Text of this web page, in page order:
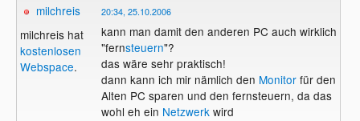
milchreis
milchreis hat
kostenlosen
Webspace.
20:34, 25.10.2006
kann man damit den anderen PC auch wirklich
"fernsteuern"?
das wäre sehr praktisch!
dann kann ich mir nämlich den Monitorfür den
Alten PC sparen und den fernsteuern, da das
wohl eh ein Netzwerkwird